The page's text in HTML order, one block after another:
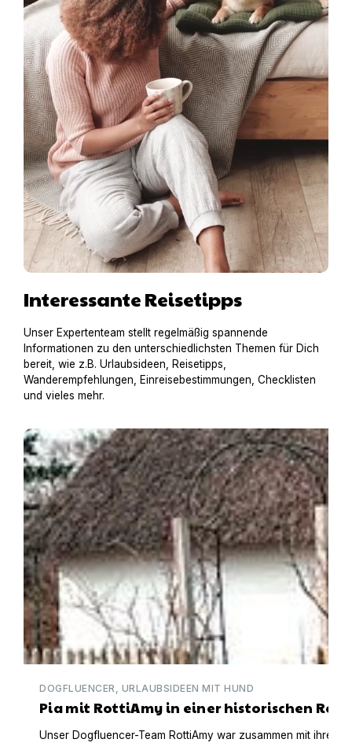
Interessante Reisetipps
Unser Expertenteam stellt regelmäßig spannende
Informationen zu den unterschiedlichsten Themen für Dich
bereit, wie z.B. Urlaubsideen, Reisetipps,
Wanderempfehlungen, Einreisebestimmungen, Checklisten
und vieles mehr.
Pia mit RottiAmy in einer historischen Reetdachkate in
DOGFLUENCER, URLAUBSIDEEN MIT HUND
Pia mit RottiAmy in einer historischen
Unser Dogfluencer-Team RottiAmy war zusammen mit ihren